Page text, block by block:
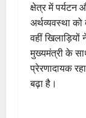
क्षेत्र में पर्यटन
अर्थव्यवस्था को
वहीं खिलाड़ियों
मुख्यमंत्री के
प्रेरणादायक
बढ़ा है।